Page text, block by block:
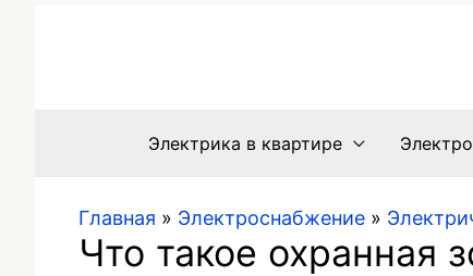
Электрика в квартире
Главная » Электроснабжение »
Что такое охранная